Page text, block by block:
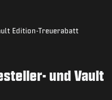
Edition-Treuerabatt
und Vault